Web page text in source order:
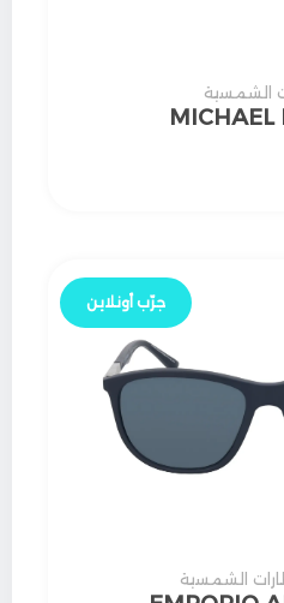
الشمسية
MICHAEL
الشمسية
جرّب أونلاين